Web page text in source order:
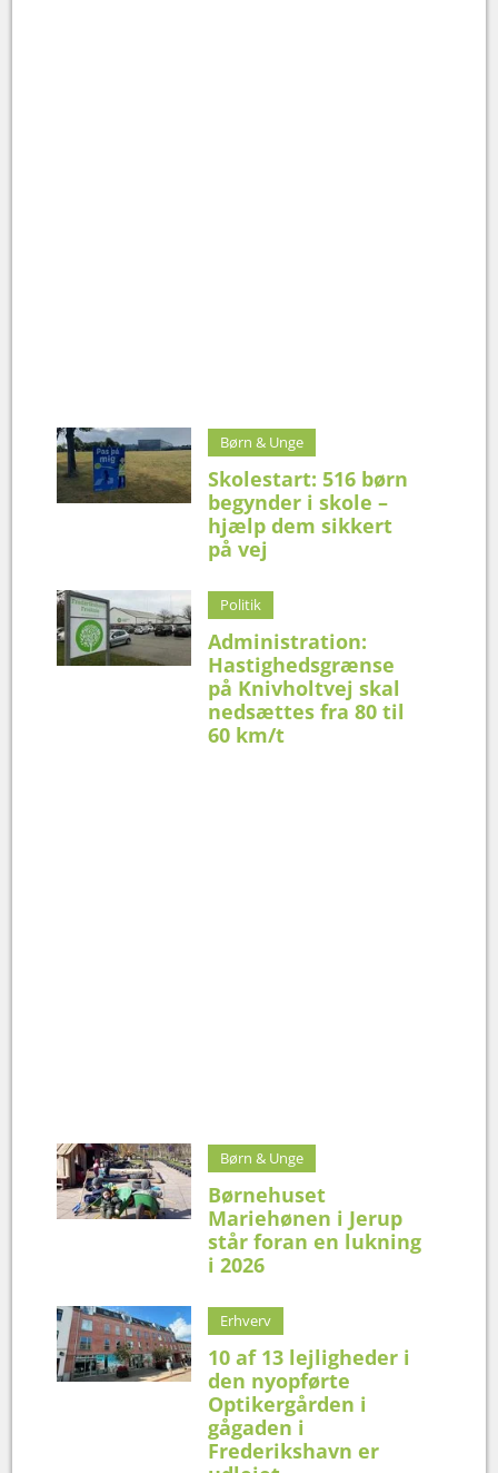
Børn & Unge
Skolestart: 516 børn
begynder i skole –
hjælp dem sikkert
på vej
Politik
Administration:
Hastighedsgrænse
på Knivholtvej skal
nedsættes fra 80 til
60 km/t
Børn & Unge
Børnehuset
Mariehønen i Jerup
står foran en lukning
i 2026
Erhverv
10 af 13 lejligheder i
den nyopførte
Optikergården i
gågaden i
Frederikshavn er